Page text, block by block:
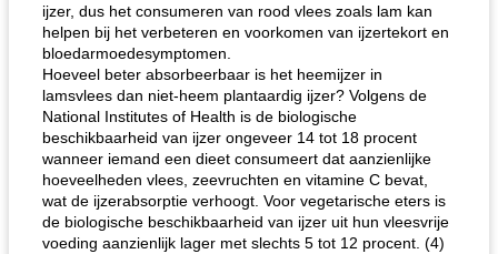
ijzer, dus het consumeren van rood vlees zoals lam kan
helpen bij het verbeteren en voorkomen van ijzertekort en
bloedarmoedesymptomen.
Hoeveel beter absorbeerbaar is het heemijzer in
lamsvlees dan niet-heem plantaardig ijzer? Volgens de
National Institutes of Health is de biologische
beschikbaarheid van ijzer ongeveer 14 tot 18 procent
wanneer iemand een dieet consumeert dat aanzienlijke
hoeveelheden vlees, zeevruchten en vitamine C bevat,
wat de ijzerabsorptie verhoogt. Voor vegetarische eters is
de biologische beschikbaarheid van ijzer uit hun vleesvrije
voeding aanzienlijk lager met slechts 5 tot 12 procent. (4)